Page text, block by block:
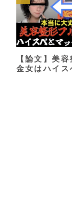
【論文】美
金女はハイス